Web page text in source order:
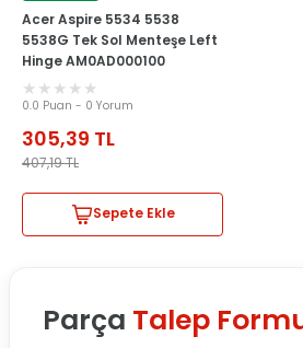
Acer Aspire 5534 5538
5538G Tek Sol Menteşe Left
Hinge AM0AD000100
0.0 Puan - 0 Yorum
305,39 TL
407,19TL
Sepete Ekle
Parça Talep